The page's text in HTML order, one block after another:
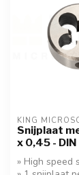
KING
Snijplaat
x 0,45 -
» High speed